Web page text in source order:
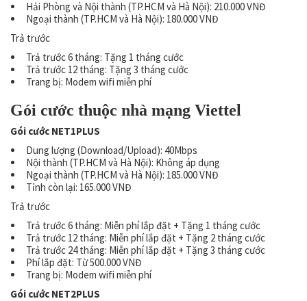
Hải Phòng và Nội thành (TP.HCM và Hà Nội): 210.000 VNĐ
Ngoại thành (TP.HCM và Hà Nội): 180.000 VNĐ
Trả trước
Trả trước 6 tháng: Tặng 1 tháng cước
Trả trước 12 tháng: Tặng 3 tháng cước
Trang bị: Modem wifi miễn phí
Gói cước thuộc nhà mạng Viettel
Gói cước NET1PLUS
Dung lượng (Download/Upload): 40Mbps
Nội thành (TP.HCM và Hà Nội): Không áp dụng
Ngoại thành (TP.HCM và Hà Nội): 185.000 VNĐ
Tỉnh còn lại: 165.000 VNĐ
Trả trước
Trả trước 6 tháng: Miễn phí lắp đặt + Tặng 1 tháng cước
Trả trước 12 tháng: Miễn phí lắp đặt + Tặng 2 tháng cước
Trả trước 24 tháng: Miễn phí lắp đặt + Tặng 3 tháng cước
Phí lắp đặt: Từ 500.000 VNĐ
Trang bị: Modem wifi miễn phí
Gói cước NET2PLUS